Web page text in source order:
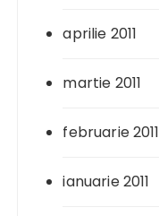
aprilie 2011
martie 2011
februarie 2011
ianuarie 2011